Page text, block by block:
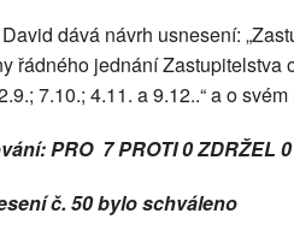
David dává návrh usnesení:
řádného jednání Zastupitelstva
7.10.; 4.11. a 9.12..“ a o
PRO 7 PROTI 0 ZDRŽEL 0
č. 50 bylo schváleno